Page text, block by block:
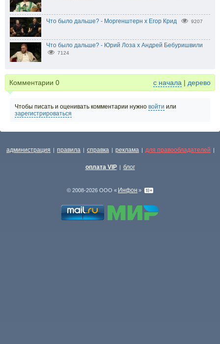
Что было дальше? - Моргенштерн x Егор Крид 9207
Что было дальше? - Юрий Лоза х Андрей Бебуришвили
7124
Комментарии 0 с начала | дерево
Чтобы писать и оценивать комментарии нужно войти или
зарегистрироваться
администрация | правила | справка | реклама | для правообладателей |
оплата VIP | блог
© 2008-2026 ООО « Инфон »